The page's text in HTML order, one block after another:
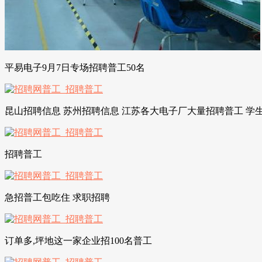
平易电子9月7日专场招聘普工50名
昆山招聘信息 苏州招聘信息 江苏各大电子厂大量招聘普工 学
招聘普工
急招普工包吃住 求职招聘
订单多,坪地这一家企业招100名普工